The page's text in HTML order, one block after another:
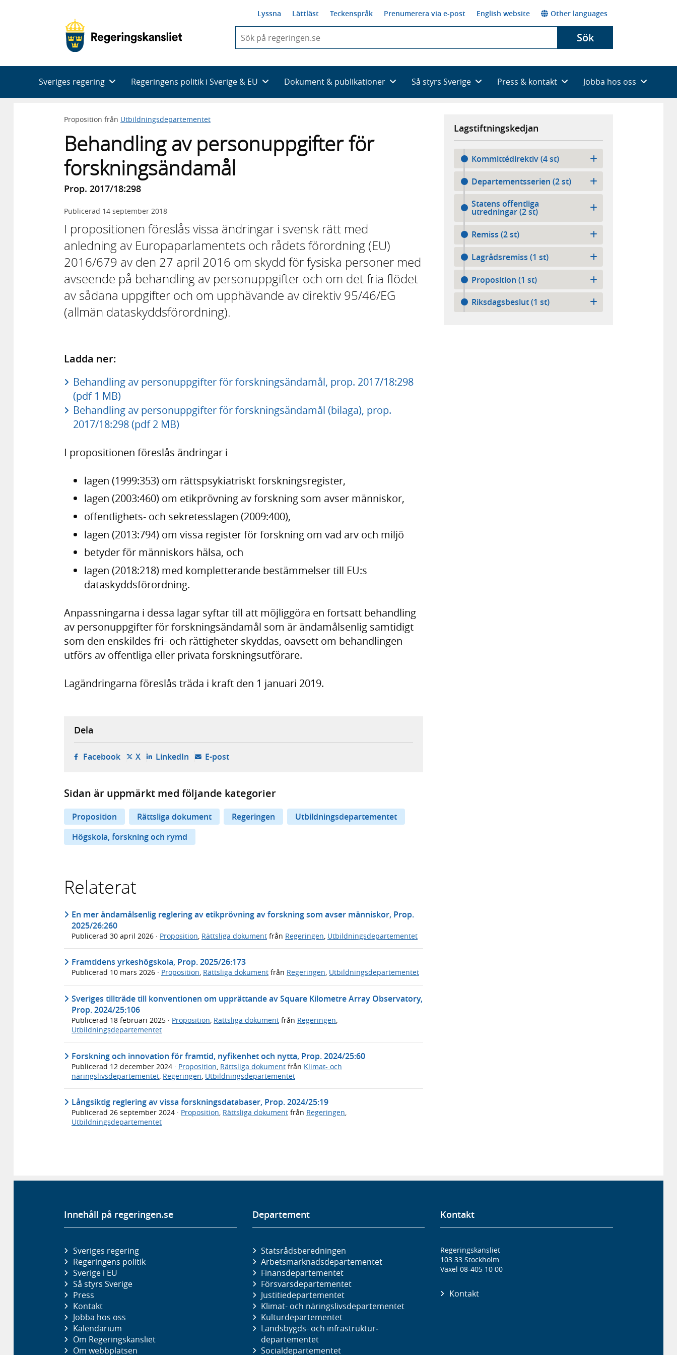
Lyssna Lättläst Teckenspråk Prenumerera via e-post English website Other languages
du
skriva
framträder
en
Sök
Sveriges regering Regeringens politik i Sverige & EU Dokument & publikationer Så styrs Sverige Press & kontakt Jobba hos oss
Proposition från Utbildningsdepartementet
Behandling av personuppgifter för
forskningsändamål
Prop. 2017/18:298
Publicerad 14 september 2018
I propositionen föreslås vissa ändringar i svensk rätt med
anledning av Europaparlamentets och rådets förordning (EU)
2016/679 av den 27 april 2016 om skydd för fysiska personer med
avseende på behandling av personuppgifter och om det fria flödet
av sådana uppgifter och om upphävande av direktiv 95/46/EG
(allmän dataskyddsförordning).
Ladda ner:
Behandling av personuppgifter för forskningsändamål, prop. 2017/18:298
(pdf 1 MB)
Behandling av personuppgifter för forskningsändamål (bilaga), prop.
2017/18:298 (pdf 2 MB)
I propositionen föreslås ändringar i
lagen (1999:353) om rättspsykiatriskt forskningsregister,
lagen (2003:460) om etikprövning av forskning som avser människor,
offentlighets- och sekretesslagen (2009:400),
lagen (2013:794) om vissa register för forskning om vad arv och miljö
betyder för människors hälsa, och
lagen (2018:218) med kompletterande bestämmelser till EU:s
dataskyddsförordning.
Anpassningarna i dessa lagar syftar till att möjliggöra en fortsatt behandling
av personuppgifter för forskningsändamål som är ändamålsenlig samtidigt
som den enskildes fri- och rättigheter skyddas, oavsett om behandlingen
utförs av offentliga eller privata forskningsutförare.
Lagändringarna föreslås träda i kraft den 1 januari 2019.
Lagstiftningskedjan
Kommittédirektiv (4 st)
Departementsserien (2 st)
Statens offentliga
utredningar (2 st)
Remiss (2 st)
Lagrådsremiss (1 st)
Proposition (1 st)
Riksdagsbeslut (1 st)
Dela
Facebook- öppnas i ny flik, extern webbplats,
X- öppnas i ny flik, extern webbplats,
LinkedIn- öppnas i ny flik, extern webbplats,
E-post- öppnar din e-postklient,
Sidan är uppmärkt med följande kategorier
Proposition Rättsliga dokument Regeringen
Utbildningsdepartementet
Högskola, forskning och rymd
Relaterat
En mer ändamålsenlig reglering av etikprövning av forskning som avser människor, Prop.
2025/26:260
Publicerad 30 april 2026 · Proposition Rättsliga dokument från Regeringen Utbildningsdepartementet
Framtidens yrkeshögskola, Prop. 2025/26:173
Publicerad 10 mars 2026 · Proposition, Rättsliga dokument från Regeringen, Utbildningsdepartementet
Sveriges tillträde till konventionen om upprättande av Square Kilometre Array Observatory,
Prop. 2024/25:106
Publicerad 18 februari 2025 · Proposition, Rättsliga dokument från Regeringen,
Utbildningsdepartementet
Forskning och innovation för framtid, nyfikenhet och nytta, Prop. 2024/25:60
Publicerad 12 december 2024 · Proposition Rättsliga dokument från Klimat- och
näringslivsdepartementet Regeringen Utbildningsdepartementet
Långsiktig reglering av vissa forskningsdatabaser, Prop. 2024/25:19
Publicerad 26 september 2024 · Proposition, Rättsliga dokument från Regeringen,
Utbildningsdepartementet
Innehåll på regeringen.se
Sveriges regering
Regeringens politik
Sverige i EU
Så styrs Sverige
Press
Kontakt
Jobba hos oss
Kalendarium
Om Regeringskansliet
Om webbplatsen
Departement
Statsrådsberedningen
Arbetsmarknads­departementet
Finans­departementet
Försvars­departementet
Justitie­departementet
Klimat- och näringslivs­departementet
Kultur­departementet
Landsbygds- och infrastruktur­
departementet
Social­departementet
Kontakt
Regeringskansliet
103 33 Stockholm
Växel 08-405 10 00
Kontakt